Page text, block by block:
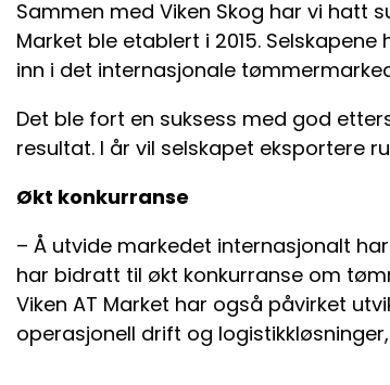
Sammen med Viken Skog har vi hatt
Market ble etablert i 2015.
inn i det internasjonale
Det ble fort en suksess med god
resultat. I år vil selskapet eksportere
Økt konkurranse
– Å utvide markedet internasjonalt
har bidratt til økt konkurranse om
Viken AT Market har også påvirket
operasjonell drift og